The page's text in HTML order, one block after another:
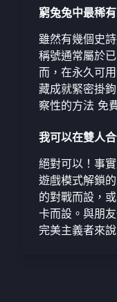
窮兔兔中最稀
雖然有幾個史
稱號通常屬於
而，在永久可
藏成就緊密掛
察性的方法 免
我可以在雙人
絕對可以！事
遊戲模式解鎖
的對戰而設，
卡而設。與朋
完美主義者來